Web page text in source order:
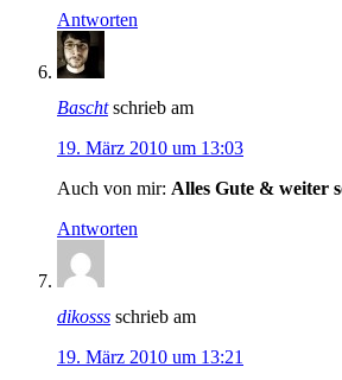
Antworten
Bascht schrieb am
19. März 2010 um 13:03
Auch von mir: Alles Gute & weiter
Antworten
dikosss schrieb am
19. März 2010 um 13:21